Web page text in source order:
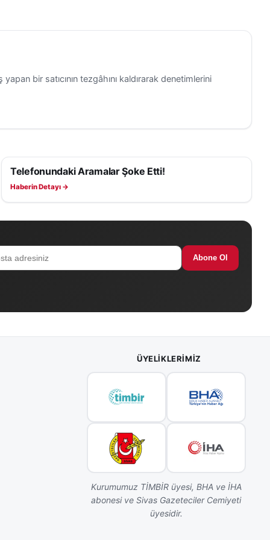
bir satıcının tezgâhını kaldırarak denetimlerini
ASAYIŞ
Telefonundaki Aramalar Şoke Etti!
Haberin Detayı →
Abone Ol
ÜYELIKLERIMIZ
Kurumumuz TİMBİR üyesi, BHA ve İHA
abonesi ve Sivas Gazeteciler Cemiyeti
üyesidir.